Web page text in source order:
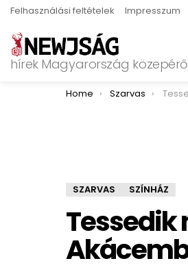
Felhasználási feltételek Impresszum
hírek Magyarország
You are here:
Home Szarvas Tessedik
SZARVAS SZÍNHÁZ
Tessedik